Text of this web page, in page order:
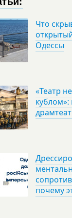
Что
Одессы
«Театр
кублом»:
почему